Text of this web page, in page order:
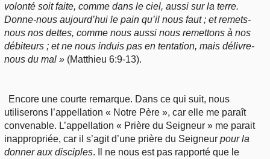
volonté soit faite, comme dans le ciel, aussi sur la terre.
Donne-nous aujourd’hui le pain qu’il nous faut ; et remets-
nous nos dettes, comme nous aussi nous remettons à nos
débiteurs ; et ne nous induis pas en tentation, mais délivre-
nous du mal » (Matthieu 6:9-13).
Encore une courte remarque. Dans ce qui suit, nous
utiliserons l’appellation « Notre Père », car elle me paraît
convenable. L’appellation « Prière du Seigneur » me parait
inappropriée, car il s’agit d’une prière du Seigneur pour la
donner aux disciples. Il ne nous est pas rapporté que le